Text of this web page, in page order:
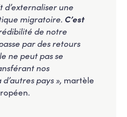
d’externaliser une
migratoire. C’est
de notre
par des retours
ne peut pas se
nos
pays », martèle